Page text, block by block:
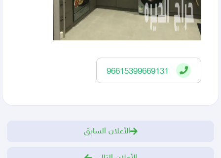
الأعلان السابق